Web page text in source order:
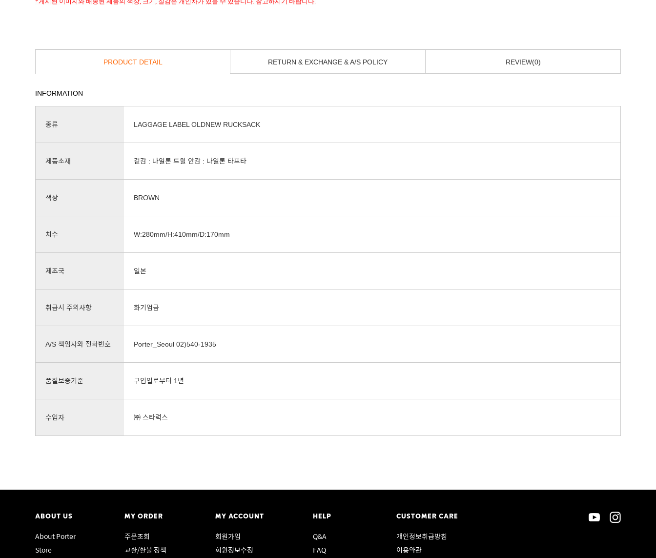
PRODUCT DETAIL RETURN & EXCHANGE & A/S POLICY REVIEW(0)
INFORMATION
종류 LAGGAGE LABEL OLDNEW RUCKSACK
제품소재 겉감 : 나일론 트윌 안감 : 나일론 타프타
색상 BROWN
치수 W:280mm/H:410mm/D:170mm
제조국 일본
취급시 주의사항 화기엄금
A/S 책임자와 전화번호 Porter_Seoul 02)540-1935
품질보증기준 구입일로부터 1년
수입자 ㈜ 스타럭스
ABOUT US
About Porter
Store
MY ORDER
주문조회
교환/환불 정책
MY ACCOUNT
회원가입
회원정보수정
HELP
Q&A
FAQ
CUSTOMER CARE
개인정보취급방침
이용약관